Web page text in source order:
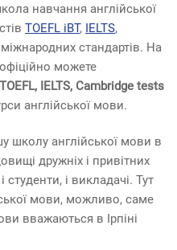
навчання англійської
TOEFL iBT, IELTS,
стандартів. На
можете
IELTS, Cambridge tests
англійської мови.
школу англійської мови в
дружніх і привітних
студенти, і викладачі. Тут
мови, можливо, саме
вважаються в Ірпіні